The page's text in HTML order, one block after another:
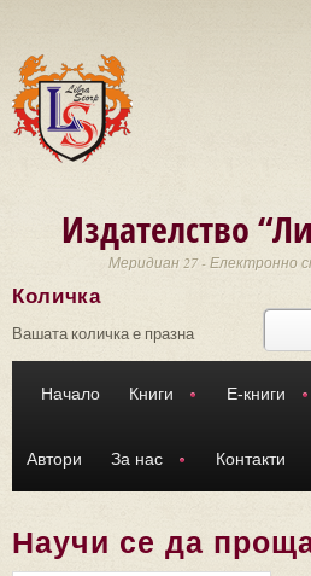
Издателство
Меридиан 27 - Електронно
Търси
Количка
Вашата количка е празна
Начало Книги Е-книги
Автори За нас Контакти
Научи се да